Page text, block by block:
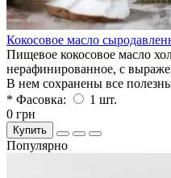
Кокосовое масло
Пищевое кокосовое масло
нерафинированное, с
В нем сохранены все
* Фасовка:
1 шт.
0 грн
Купить
Популярно